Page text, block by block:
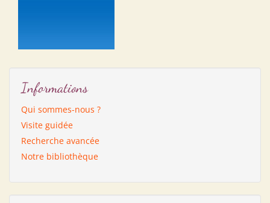
Informations
Qui sommes-nous ?
Visite guidée
Recherche avancée
Notre bibliothèque